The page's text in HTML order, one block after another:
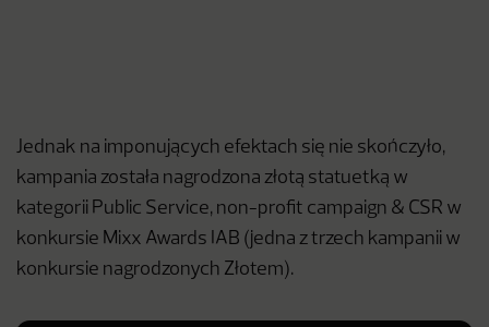
Jednak na imponujących efektach się nie skończyło,
kampania została nagrodzona złotą statuetką w
kategorii Public Service, non-profit campaign & CSR w
konkursie Mixx Awards IAB (jedna z trzech kampanii w
konkursie nagrodzonych Złotem).